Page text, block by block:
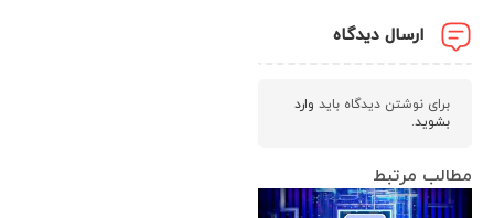
ارسال دیدگاه
برای نوشتن دیدگاه باید وارد
بشوید.
مطالب مرتبط